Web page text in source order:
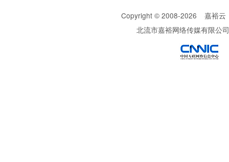
Copyright © 2008-2026 嘉裕云
北流市嘉裕网络传媒有限公司